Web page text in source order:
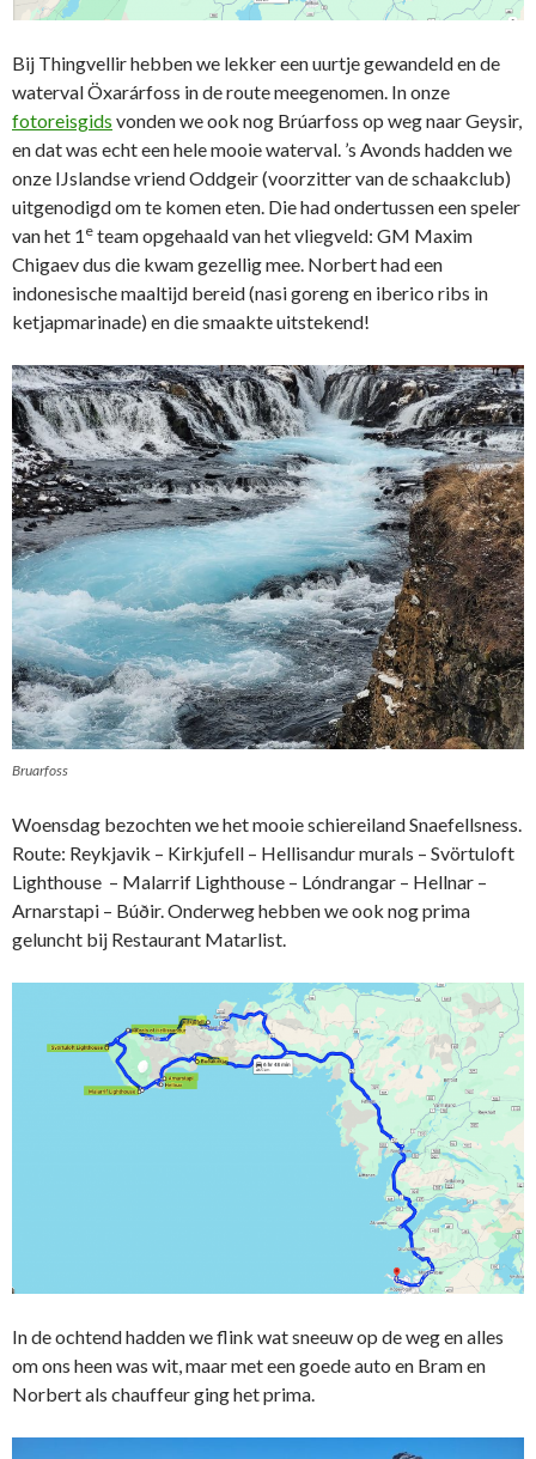
Bij Thingvellir hebben we lekker een uurtje gewandeld en de
waterval Öxarárfoss in de route meegenomen. In onze
fotoreisgids vonden we ook nog Brúarfoss op weg naar Geysir,
en dat was echt een hele mooie waterval. ’s Avonds hadden we
onze IJslandse vriend Oddgeir (voorzitter van de schaakclub)
uitgenodigd om te komen eten. Die had ondertussen een speler
van het 1 e team opgehaald van het vliegveld: GM Maxim
Chigaev dus die kwam gezellig mee. Norbert had een
indonesische maaltijd bereid (nasi goreng en iberico ribs in
ketjapmarinade) en die smaakte uitstekend!
Bruarfoss
Woensdag bezochten we het mooie schiereiland Snaefellsness.
Route: Reykjavik – Kirkjufell – Hellisandur murals – Svörtuloft
Lighthouse – Malarrif Lighthouse – Lóndrangar – Hellnar –
Arnarstapi – Búðir. Onderweg hebben we ook nog prima
geluncht bij Restaurant Matarlist.
In de ochtend hadden we flink wat sneeuw op de weg en alles
om ons heen was wit, maar met een goede auto en Bram en
Norbert als chauffeur ging het prima.